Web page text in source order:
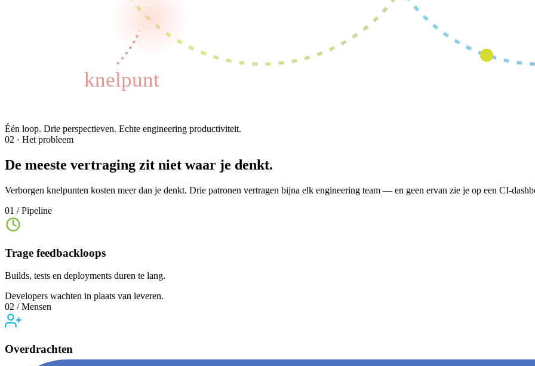
knelpunt
Één loop. Drie perspectieven. Echte engineering productiviteit.
02 · Het probleem
De meeste vertraging zit niet waar je denkt.
Verborgen knelpunten kosten meer dan je denkt. Drie patronen vertragen bijna elk engineering team — en geen ervan zie je op een CI-
01 / Pipeline
Trage feedbackloops
Builds, tests en deployments duren te lang.
Developers wachten in plaats van leveren.
02 / Mensen
Overdrachten